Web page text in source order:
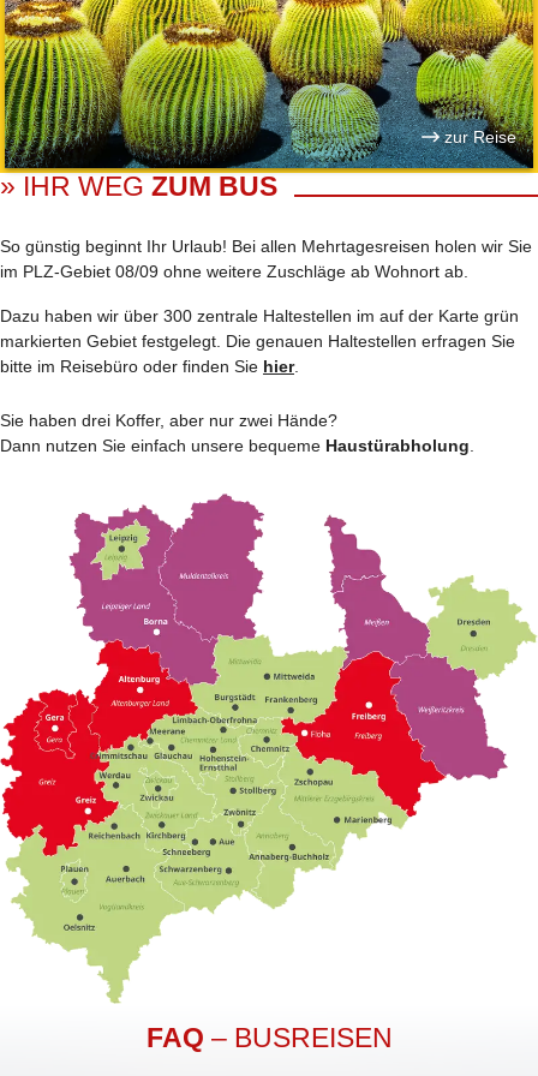
zur Reise
» IHR WEG ZUM BUS
So günstig beginnt Ihr Urlaub! Bei allen Mehrtages­reisen holen wir Sie
im PLZ-Gebiet 08/09 ohne weitere Zuschläge ab Wohnort ab.
Dazu haben wir über 300 zentrale Haltestellen im auf der Karte grün
markierten Gebiet festgelegt. Die genauen Haltestellen erfragen Sie
bitte im Reisebüro oder finden Sie hier.
Sie haben drei Koffer, aber nur zwei Hände?
Dann nutzen Sie einfach unsere bequeme Haustürabholung.
FAQ – BUSREISEN